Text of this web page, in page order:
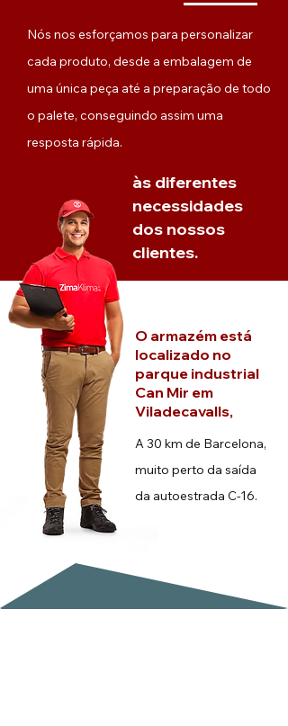
Nós nos esforçamos para personalizar
cada produto, desde a embalagem de
uma única peça até a preparação de todo
o palete, conseguindo assim uma
resposta rápida.
às diferentes
necessidades
dos nossos
clientes.
O armazém está
localizado no
parque industrial
Can Mir em
Viladecavalls,
A 30 km de Barcelona,
muito perto da saída
da autoestrada C-16.